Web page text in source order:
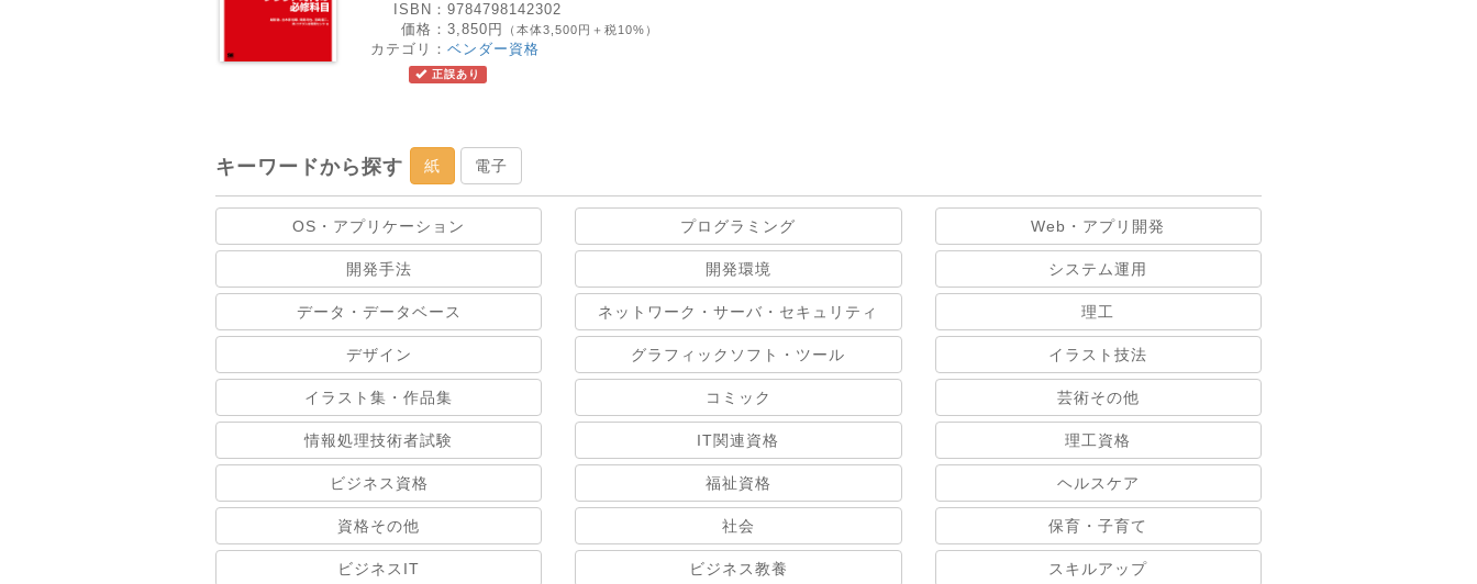
ISBN： 9784798142302
価格： 3,850円 （本体3,500円＋税10%）
カテゴリ： ベンダー資格
正誤あり
キーワードから探す 紙 電子
OS・アプリケーション プログラミング Web・アプリ開発
開発手法 開発環境 システム運用
データ・データベース ネットワーク・サーバ・セキュリティ 理工
デザイン グラフィックソフト・ツール イラスト技法
イラスト集・作品集 コミック 芸術その他
情報処理技術者試験 IT関連資格 理工資格
ビジネス資格 福祉資格 ヘルスケア
資格その他 社会 保育・子育て
ビジネスIT ビジネス教養 スキルアップ